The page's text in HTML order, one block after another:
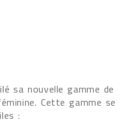
sa nouvelle gamme de
Cette gamme se
: